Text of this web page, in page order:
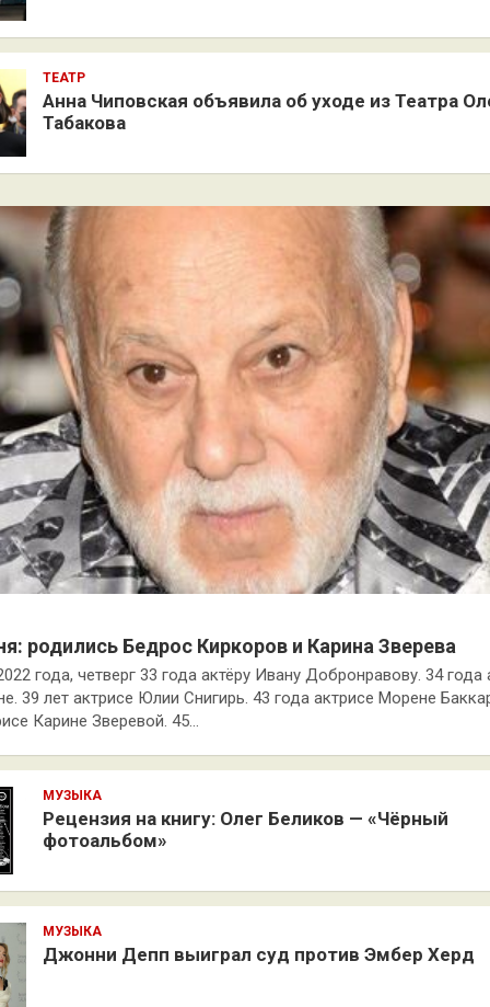
ТЕАТР
Анна Чиповская объявила об уходе из Театра
Табакова
родились Бедрос Киркоров и Карина Зверева
года, четверг 33 года актёру Ивану Добронравову. 34 года
39 лет актрисе Юлии Снигирь. 43 года актрисе Морене
Карине Зверевой. 45…
МУЗЫКА
Рецензия на книгу: Олег Беликов — «Чёрный
фотоальбом»
МУЗЫКА
Джонни Депп выиграл суд против Эмбер Херд